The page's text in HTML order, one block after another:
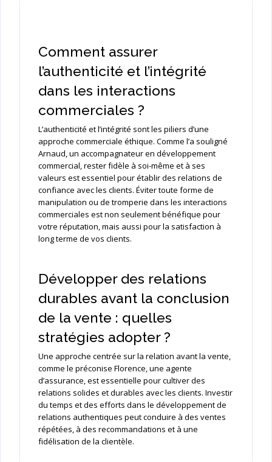
Comment assurer
l’authenticité et l’intégrité
dans les interactions
commerciales ?
L’authenticité et l’intégrité sont les piliers d’une
approche commerciale éthique. Comme l’a souligné
Arnaud, un accompagnateur en développement
commercial, rester fidèle à soi-même et à ses
valeurs est essentiel pour établir des relations de
confiance avec les clients. Éviter toute forme de
manipulation ou de tromperie dans les interactions
commerciales est non seulement bénéfique pour
votre réputation, mais aussi pour la satisfaction à
long terme de vos clients.
Développer des relations
durables avant la conclusion
de la vente : quelles
stratégies adopter ?
Une approche centrée sur la relation avant la vente,
comme le préconise Florence, une agente
d’assurance, est essentielle pour cultiver des
relations solides et durables avec les clients. Investir
du temps et des efforts dans le développement de
relations authentiques peut conduire à des ventes
répétées, à des recommandations et à une
fidélisation de la clientèle.